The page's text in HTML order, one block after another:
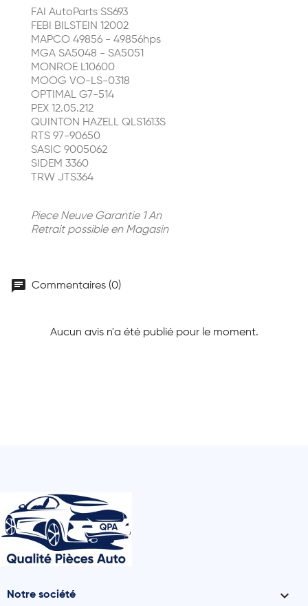
FAI AutoParts SS693
FEBI BILSTEIN 12002
MAPCO 49856 - 49856hps
MGA SA5048 - SA5051
MONROE L10600
MOOG VO-LS-0318
OPTIMAL G7-514
PEX 12.05.212
QUINTON HAZELL QLS1613S
RTS 97-90650
SASIC 9005062
SIDEM 3360
TRW JTS364
Piece Neuve Garantie 1 An
Retrait possible en Magasin
chat Commentaires (0)
Aucun avis n'a été publié pour le moment.
Notre société 